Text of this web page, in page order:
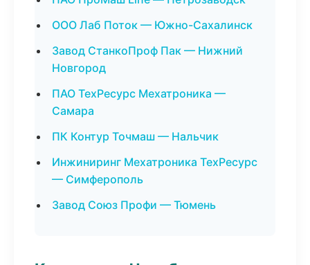
ООО Лаб Поток — Южно-Сахалинск
Завод СтанкоПроф Пак — Нижний
Новгород
ПАО ТехРесурс Мехатроника —
Самара
ПК Контур Точмаш — Нальчик
Инжиниринг Мехатроника ТехРесурс
— Симферополь
Завод Союз Профи — Тюмень